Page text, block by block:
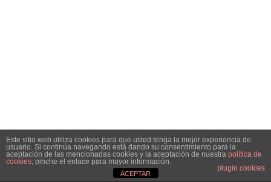
Este sitio web utiliza cookies para que usted tenga la mejor experiencia de
usuario. Si continúa navegando está dando su consentimiento para la
aceptación de las mencionadas cookies y la aceptación de nuestra política de
cookies, pinche el enlace para mayor información.
plugin cookies
ACEPTAR